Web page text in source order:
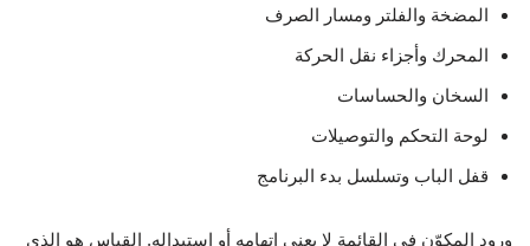
المضخة والفلتر ومسار الصرف
المحرك وأجزاء نقل الحركة
السخان والحساسات
لوحة التحكم والتوصيلات
قفل الباب وتسلسل بدء البرنامج
ورود المكوّن في القائمة لا يعني اتهامه أو استبداله. القياس هو الذي